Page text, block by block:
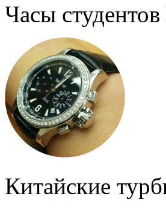
Часы
Китайские